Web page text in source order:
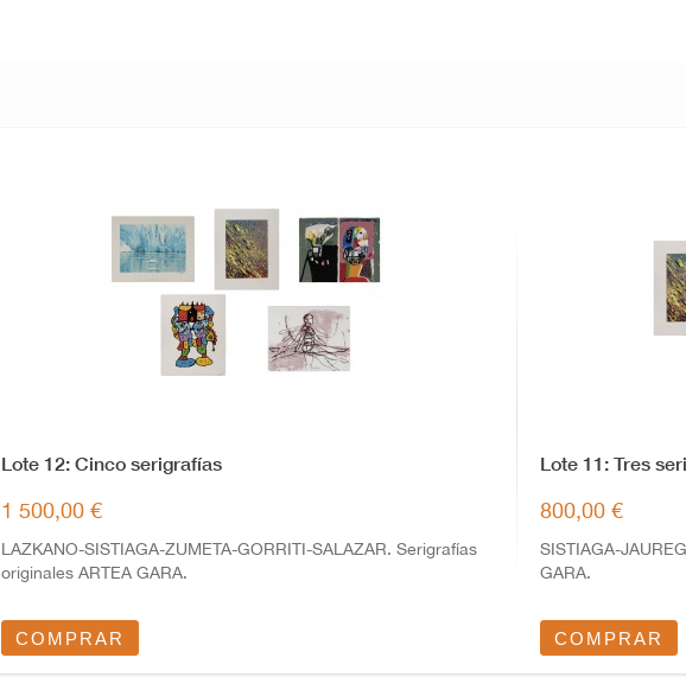
Lote 12: Cinco serigrafías
1 500,00 €
LAZKANO-SISTIAGA-ZUMETA-GORRITI-SALAZAR. Serigrafías
originales ARTEA GARA.
COMPRAR
Lote 11: Tres
800,00 €
SISTIAGA-
GARA.
COMPRAR